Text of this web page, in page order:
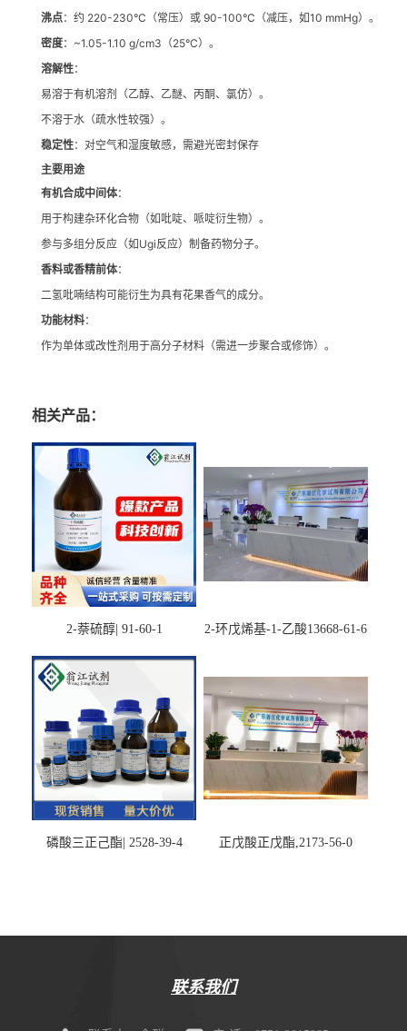
沸点：约 220-230°C（常压）或 90-100°C（减压，如10 mmHg）。
密度：~1.05-1.10 g/cm3（25°C）。
溶解性：
易溶于有机溶剂（乙醇、乙醚、丙酮、氯仿）。
不溶于水（疏水性较强）。
稳定性：对空气和湿度敏感，需避光密封保存
主要用途
有机合成中间体：
用于构建杂环化合物（如吡啶、哌啶衍生物）。
参与多组分反应（如Ugi反应）制备药物分子。
香料或香精前体：
二氢吡喃结构可能衍生为具有花果香气的成分。
功能材料：
作为单体或改性剂用于高分子材料（需进一步聚合或修饰）。
相关产品：
2-萘硫醇| 91-60-1 2-环戊烯基-1-乙酸13668-61-6
磷酸三正己酯| 2528-39-4 正戊酸正戊酯,2173-56-0
联系我们